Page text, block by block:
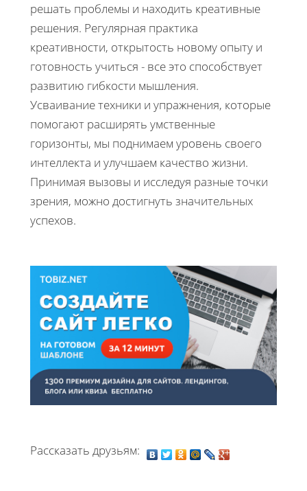
решать проблемы и находить креативные
решения. Регулярная практика
креативности, открытость новому опыту и
готовность учиться - все это способствует
развитию гибкости мышления.
Усваивание техники и упражнения, которые
помогают расширять умственные
горизонты, мы поднимаем уровень своего
интеллекта и улучшаем качество жизни.
Принимая вызовы и исследуя разные точки
зрения, можно достигнуть значительных
успехов.
Рассказать друзьям: